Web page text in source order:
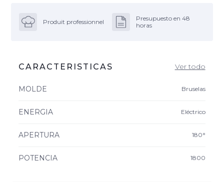
Produit professionnel
Presupuesto en 48
horas
CARACTERISTICAS Ver todo
MOLDE Bruselas
ENERGIA Eléctrico
APERTURA 180°
POTENCIA 1800